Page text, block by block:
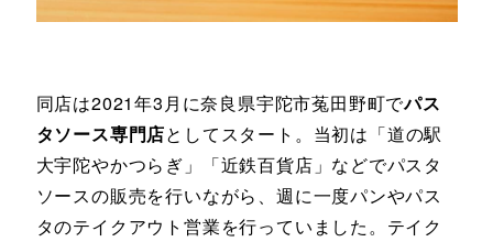
同店は2021年3月に奈良県宇陀市菟田野町でパス
タソース専門店としてスタート。当初は「道の駅
大宇陀やかつらぎ」「近鉄百貨店」などでパスタ
ソースの販売を行いながら、週に一度パンやパス
タのテイクアウト営業を行っていました。テイク